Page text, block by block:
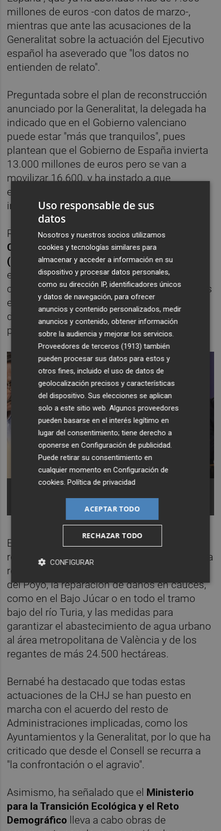
millones de euros -con datos de marzo-,
mientras que ante las acusaciones de la
Generalitat sobre la actuación del Ejecutivo
español ha aseverado que "los datos no
entienden de relato".
Preguntada sobre el plan de reconstrucción
anunciado por la Generalitat, la delegada ha
indicado que en el Gobierno valenciano
puede estar "más que tranquilos", pues
plantean que el Gobierno de España invierta
13.000 millones de euros pero se van a
movilizar 16.600, y ha instado a que
expliquen cómo avanzan las
infraestructuras.
Respecto a las actuaciones de la
Confederación Hidrográfica del Júcar
(CHJ)
, Bernabé ha indicado que ha puesto
en marcha 17 obras de emergencia que
contemplan la ejecución de 570 actuaciones
en esa demarcación, suponen una inversión
de más de 220 millones de euros y está
previsto que se acaben este año.
La delegada del Gobierno, Pilar Bernabé, se reúne
con patronal y sindicatos para tratar el avance de
Foto: ROBER SOLSONA/EP
Entre ellas, figuran la extracción de lodos y
reparación de daños en la
, la
restauración y reconstrucción del barranco
del Poyo, la reparación de daños en cauces,
como en el Bajo Júcar o en todo el tramo
bajo del río Turia, y las medidas para
garantizar el abastecimiento de agua urbano
al área metropolitana de València y de los
regantes de más 24.500 hectáreas.
Bernabé ha destacado que todas estas
actuaciones de la CHJ se han puesto en
marcha con el acuerdo del resto de
Administraciones implicadas, como los
Ayuntamientos y la Generalitat, por lo que ha
criticado que desde el Consell se recurra a
"la confrontación o el agravio".
Asimismo, ha señalado que el Ministerio
para la Transición Ecológica y el Reto
Demográfico lleva a cabo obras de
Uso responsable de sus
datos
Nosotros y nuestros socios utilizamos
cookies y tecnologías similares para
almacenar y acceder a información en su
dispositivo y procesar datos personales,
como su dirección IP, identificadores únicos
y datos de navegación, para ofrecer
anuncios y contenido personalizados, medir
anuncios y contenido, obtener información
sobre la audiencia y mejorar los servicios.
Proveedores de terceros (1913) también
pueden procesar sus datos para estos y
otros fines, incluido el uso de datos de
geolocalización precisos y características
del dispositivo. Sus elecciones se aplican
solo a este sitio web. Algunos proveedores
pueden basarse en el interés legítimo en
lugar del consentimiento; tiene derecho a
oponerse enConfiguración de publicidad.
Puede retirar su consentimiento en
cualquier momento enConfiguración de
cookies.Política de privacidad
ACEPTAR TODO
RECHAZAR TODO
CONFIGURAR